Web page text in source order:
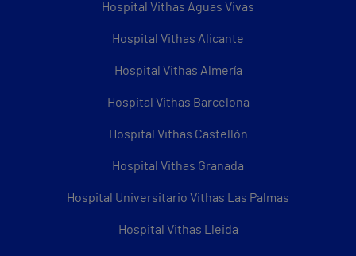
Hospital Vithas Aguas Vivas
Hospital Vithas Alicante
Hospital Vithas Almería
Hospital Vithas Barcelona
Hospital Vithas Castellón
Hospital Vithas Granada
Hospital Universitario Vithas Las Palmas
Hospital Vithas Lleida